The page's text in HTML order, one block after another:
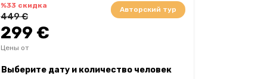
Авторский тур
%33 скидка
449 €
299 €
Цены от
Выберите дату и количество человек